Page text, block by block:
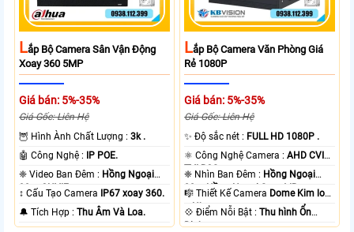
LẮp Bộ Camera Sân Vận Động
Xoay 360 5MP
Giá bán: 5%-35%
Giá Gốc: Liên Hệ
🦉 Hình Ành Chất Lượng :3k .
🤖️ Công Nghệ : IP POE.
❈ Video Ban Đêm : Hồng Ngoại
30m ONVIF.
↕️ Cấu Tạo Camera IP67 xoay 360.
️🔔 Tích Hợp :Thu Âm Và Loa.
LẮp Bộ Camera Văn Phòng Giá
Rẻ 1080P
Giá bán: 5%-35%
Giá Gốc: Liên Hệ
✨ Độ sắc nét : FULL HD 1080P .
⚛️ Công Nghệ Camera :AHD CVI
TVI BCS.
❈ Nhìn Ban Đêm : Hồng Ngoại
20m Hồng Ngoại Smart IR.
🎼️ Thiết Kế Camera Dome Kim loại
+ Nhựa.
️💠 Điểm Nỗi Bật :Thu hình Ổn
Định.